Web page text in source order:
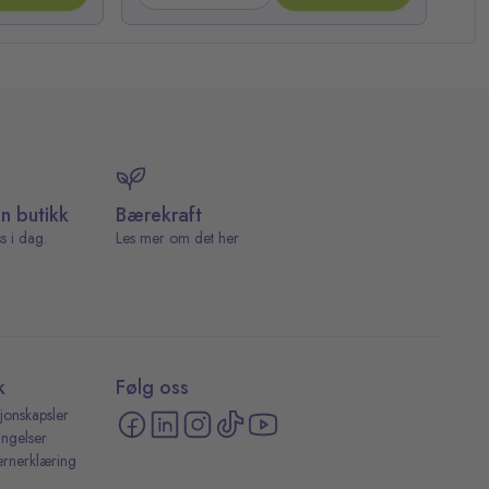
butikk
i dag.
Bærekraft
Les mer om det her
Følg oss